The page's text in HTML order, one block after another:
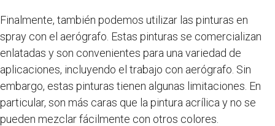
Finalmente, también podemos utilizar las pinturas en
spray con el aerógrafo. Estas pinturas se comercializan
enlatadas y son convenientes para una variedad de
aplicaciones, incluyendo el trabajo con aerógrafo. Sin
embargo, estas pinturas tienen algunas limitaciones. En
particular, son más caras que la pintura acrílica y no se
pueden mezclar fácilmente con otros colores.